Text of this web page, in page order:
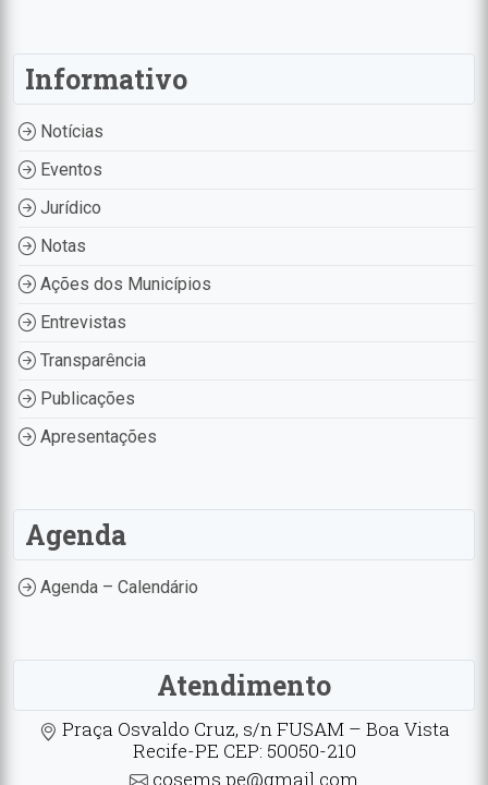
Informativo
Notícias
Eventos
Jurídico
Notas
Ações dos Municípios
Entrevistas
Transparência
Publicações
Apresentações
Agenda
Agenda – Calendário
Atendimento
Praça Osvaldo Cruz, s/n FUSAM – Boa Vista
Recife-PE CEP: 50050-210
cosems.pe@gmail.com